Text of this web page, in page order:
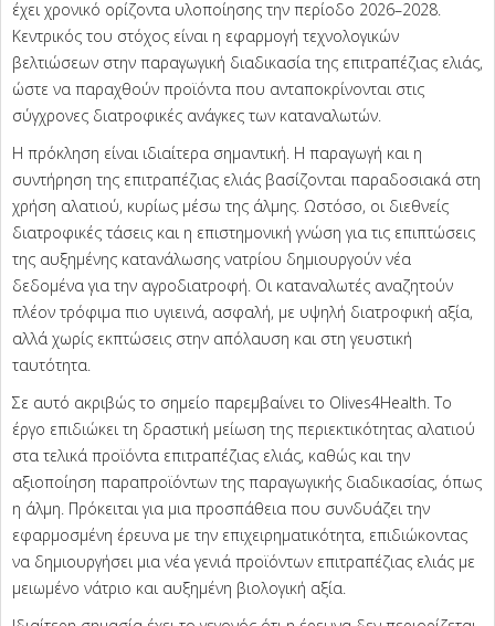
έχει χρονικό ορίζοντα υλοποίησης την περίοδο 2026–2028.
Κεντρικός του στόχος είναι η εφαρμογή τεχνολογικών
βελτιώσεων στην παραγωγική διαδικασία της επιτραπέζιας ελιάς,
ώστε να παραχθούν προϊόντα που ανταποκρίνονται στις
σύγχρονες διατροφικές ανάγκες των καταναλωτών.
Η πρόκληση είναι ιδιαίτερα σημαντική. Η παραγωγή και η
συντήρηση της επιτραπέζιας ελιάς βασίζονται παραδοσιακά στη
χρήση αλατιού, κυρίως μέσω της άλμης. Ωστόσο, οι διεθνείς
διατροφικές τάσεις και η επιστημονική γνώση για τις επιπτώσεις
της αυξημένης κατανάλωσης νατρίου δημιουργούν νέα
δεδομένα για την αγροδιατροφή. Οι καταναλωτές αναζητούν
πλέον τρόφιμα πιο υγιεινά, ασφαλή, με υψηλή διατροφική αξία,
αλλά χωρίς εκπτώσεις στην απόλαυση και στη γευστική
ταυτότητα.
Σε αυτό ακριβώς το σημείο παρεμβαίνει το Olives4Health. Το
έργο επιδιώκει τη δραστική μείωση της περιεκτικότητας αλατιού
στα τελικά προϊόντα επιτραπέζιας ελιάς, καθώς και την
αξιοποίηση παραπροϊόντων της παραγωγικής διαδικασίας, όπως
η άλμη. Πρόκειται για μια προσπάθεια που συνδυάζει την
εφαρμοσμένη έρευνα με την επιχειρηματικότητα, επιδιώκοντας
να δημιουργήσει μια νέα γενιά προϊόντων επιτραπέζιας ελιάς με
μειωμένο νάτριο και αυξημένη βιολογική αξία.